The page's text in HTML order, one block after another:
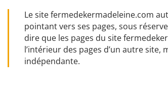
Le site fermedekermadeleine.com
pointant vers ses pages, sous
dire que les pages du site
l’intérieur des pages d’un autre site,
indépendante.